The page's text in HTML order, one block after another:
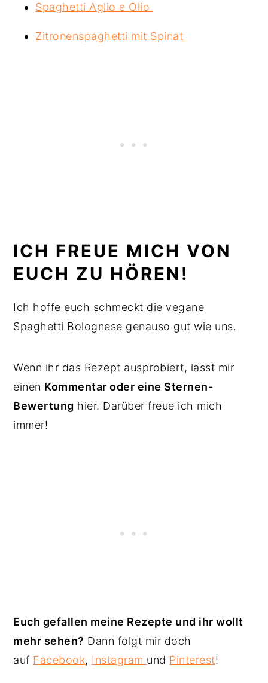
Spaghetti Aglio e Olio
Zitronenspaghetti mit Spinat
ICH FREUE MICH VON
EUCH ZU HÖREN!
Ich hoffe euch schmeckt die vegane
Spaghetti Bolognese genauso gut wie uns.
Wenn ihr das Rezept ausprobiert, lasst mir
einen Kommentar oder eine Sternen-
Bewertung hier. Darüber freue ich mich
immer!
Euch gefallen meine Rezepte und ihr wollt
mehr sehen? Dann folgt mir doch
auf Facebook, Instagram und Pinterest!